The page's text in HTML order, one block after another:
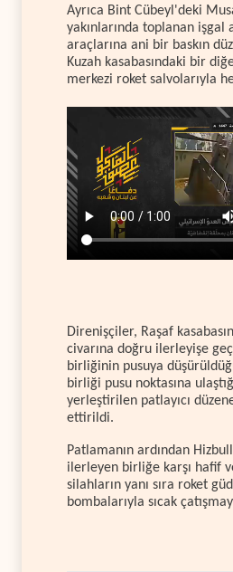
Ayrıca Bint Cübeyl'deki
yakınlarında toplanan işgal
araçlarına ani bir baskın
Kuzah kasabasındaki bir
merkezi roket salvolarıyla
Direnişçiler, Raşaf
civarına doğru ilerleyişe
birliğinin pusuya
birliği pusu noktasına
yerleştirilen patlayıcı
ettirildi.
Patlamanın ardından
ilerleyen birliğe karşı hafif
silahların yanı sıra roket
bombalarıyla sıcak